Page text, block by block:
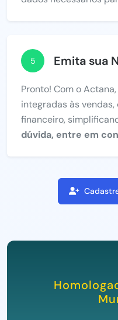
5 Emita sua
Pronto! Com o
integradas às
financeiro,
dúvida, entre em